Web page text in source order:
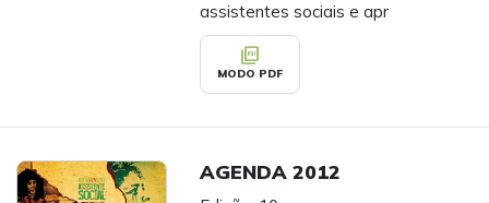
assistentes sociais e apr
picture_as_pdf
MODO PDF
AGENDA 2012